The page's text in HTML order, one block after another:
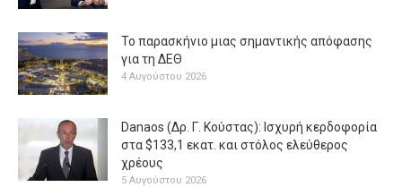
Το παρασκήνιο μιας σημαντικής απόφασης
για τη ΔΕΘ
4 Αυγούστου 2026
Danaos (Δρ. Γ. Κούστας): Ισχυρή κερδοφορία
στα $133,1 εκατ. και στόλος ελεύθερος
χρέους
5 Αυγούστου 2026